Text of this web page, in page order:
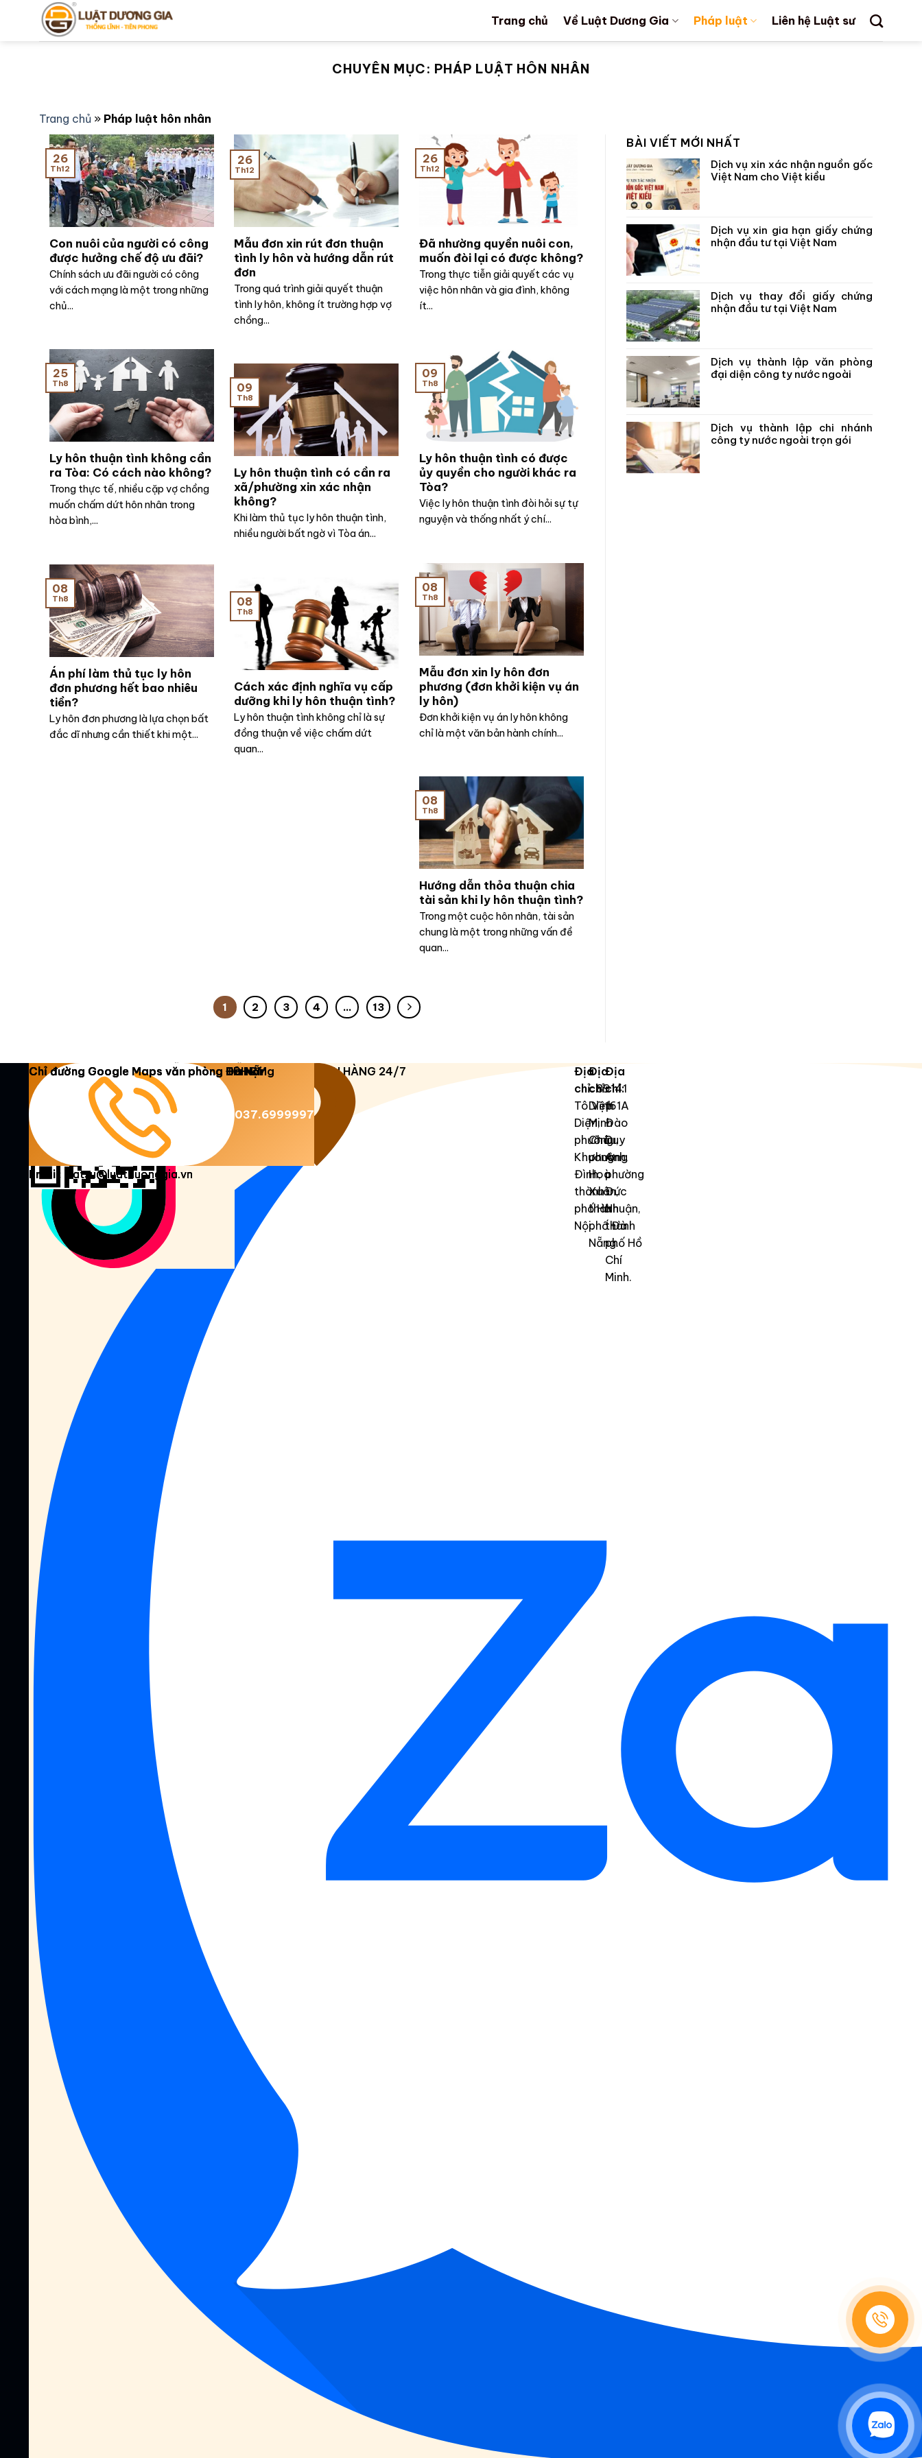
Trang chủ Về Luật Dương Gia Pháp luật Liên hệ Luật sư
CHUYÊN MỤC: PHÁP LUẬT HÔN NHÂN
Trang chủ » Pháp luật hôn nhân
Con nuôi của người có công
được hưởng chế độ ưu đãi?
Chính sách ưu đãi người có công
với cách mạng là một trong những
chủ...
26
Th12
Mẫu đơn xin rút đơn thuận
tình ly hôn và hướng dẫn rút
đơn
Trong quá trình giải quyết thuận
tình ly hôn, không ít trường hợp vợ
chồng...
26
Th12
Đã nhường quyền nuôi con,
muốn đòi lại có được không?
Trong thực tiễn giải quyết các vụ
việc hôn nhân và gia đình, không
ít...
26
Th12
Ly hôn thuận tình không cần
ra Tòa: Có cách nào không?
Trong thực tế, nhiều cặp vợ chồng
muốn chấm dứt hôn nhân trong
hòa bình,...
25
Th8
Ly hôn thuận tình có được
ủy quyền cho người khác ra
Tòa?
Việc ly hôn thuận tình đòi hỏi sự tự
nguyện và thống nhất ý chí...
09
Th8
Ly hôn thuận tình có cần ra
xã/phường xin xác nhận
không?
Khi làm thủ tục ly hôn thuận tình,
nhiều người bất ngờ vì Tòa án...
09
Th8
Mẫu đơn xin ly hôn đơn
phương (đơn khởi kiện vụ án
ly hôn)
Đơn khởi kiện vụ án ly hôn không
chỉ là một văn bản hành chính...
08
Th8
Án phí làm thủ tục ly hôn
đơn phương hết bao nhiêu
tiền?
Ly hôn đơn phương là lựa chọn bất
đắc dĩ nhưng cần thiết khi một...
08
Th8
Cách xác định nghĩa vụ cấp
dưỡng khi ly hôn thuận tình?
Ly hôn thuận tình không chỉ là sự
đồng thuận về việc chấm dứt
quan...
08
Th8
Hướng dẫn thỏa thuận chia
tài sản khi ly hôn thuận tình?
Trong một cuộc hôn nhân, tài sản
chung là một trong những vấn đề
quan...
08
Th8
1 2 3 4 … 13
BÀI VIẾT MỚI NHẤT
Dịch vụ xin xác nhận nguồn gốc
Việt Nam cho Việt kiều
Dịch vụ xin gia hạn giấy chứng
nhận đầu tư tại Việt Nam
Dịch vụ thay đổi giấy chứng
nhận đầu tư tại Việt Nam
Dịch vụ thành lập văn phòng
đại diện công ty nước ngoài
Dịch vụ thành lập chi nhánh
công ty nước ngoài trọn gói
Copyright 2026 ©Luật Dương Gia